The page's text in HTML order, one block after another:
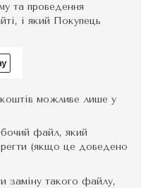
та проведення
і який Покупець
можливе лише у
файл, який
(якщо це доведено
заміну такого файлу,